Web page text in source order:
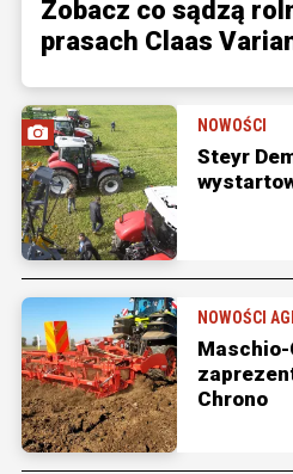
Zobacz co sądzą
prasach Claas
NOWOŚCI
Steyr
NOWOŚCI
Chrono